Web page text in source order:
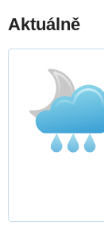
Aktuálně